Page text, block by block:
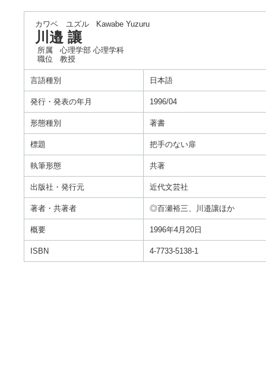
カワベ ユズル Kawabe Yuzuru
川邉 讓
所属
心理学部 心理学科
職位
教授
言語種別 日本語
発行・発表の年月 1996/04
形態種別 著書
標題 把手のない扉
執筆形態 共著
出版社・発行元 近代文芸社
著者・共著者 ◎百瀬裕三、川邉讓ほか
概要 1996年4月20日
ISBN 4-7733-5138-1